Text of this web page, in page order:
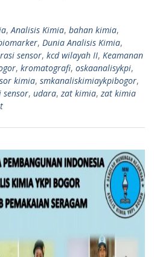
, Analisis Kimia, bahan kimia,
, Dunia Analisis Kimia,
sensor, kcd wilayah II, Keamanan
, kromatografi, oskaanalisykpi,
kimia, smkanaliskimiaykpibogor,
sensor, udara, zat kimia, zat kimia